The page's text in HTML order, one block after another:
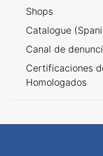
Shops
Catalogue
Canal de
Certificaciones
Homologados